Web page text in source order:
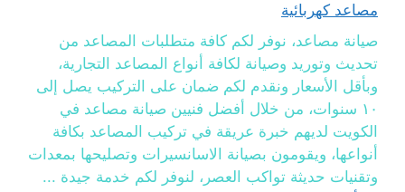
مصاعد كهربائية
صيانة مصاعد، نوفر لكم كافة متطلبات المصاعد من
تحديث وتوريد وصيانة لكافة أنواع المصاعد التجارية،
وبأقل الأسعار ونقدم لكم ضمان على التركيب يصل إلى
١٠ سنوات، من خلال أفضل فنيين صيانة مصاعد في
الكويت لديهم خبرة عريقة في تركيب المصاعد بكافة
أنواعها، ويقومون بصيانة الاسانسيرات وتصليحها بمعدات
وتقنيات حديثة تواكب العصر، لنوفر لكم خدمة جيدة ...